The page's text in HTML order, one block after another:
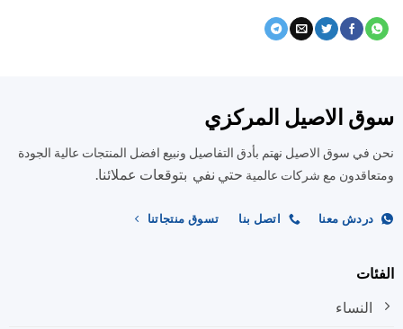
الاصيل المركزي
سوق الاصيل نهتم بأدق التفاصيل ونبيع افضل المنتجات عالية الجودة
مع شركات عالميةحتي نفي بتوقعات عملائنا.
دردش معنا اتصل بنا تسوق منتجاتنا
النساء